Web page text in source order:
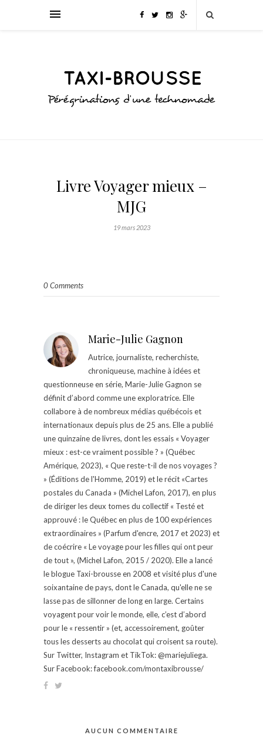
Livre Voyager mieux –
MJG
19 mars 2023
0 Comments
Marie-Julie Gagnon
Autrice, journaliste, recherchiste,
chroniqueuse, machine à idées et
questionneuse en série, Marie-Julie Gagnon se
définit d’abord comme une exploratrice. Elle
collabore à de nombreux médias québécois et
internationaux depuis plus de 25 ans. Elle a publié
une quinzaine de livres, dont les essais « Voyager
mieux : est-ce vraiment possible ? » (Québec
Amérique, 2023), « Que reste-t-il de nos voyages ?
» (Éditions de l'Homme, 2019) et le récit «Cartes
postales du Canada » (Michel Lafon, 2017), en plus
de diriger les deux tomes du collectif « Testé et
approuvé : le Québec en plus de 100 expériences
extraordinaires » (Parfum d'encre, 2017 et 2023) et
de coécrire « Le voyage pour les filles qui ont peur
de tout », (Michel Lafon, 2015 / 2020). Elle a lancé
le blogue Taxi-brousse en 2008 et visité plus d'une
soixantaine de pays, dont le Canada, qu'elle ne se
lasse pas de sillonner de long en large. Certains
voyagent pour voir le monde, elle, c’est d’abord
pour le « ressentir » (et, accessoirement, goûter
tous les desserts au chocolat qui croisent sa route).
Sur Twitter, Instagram et TikTok: @mariejuliega.
Sur Facebook: facebook.com/montaxibrousse/
AUCUN COMMENTAIRE